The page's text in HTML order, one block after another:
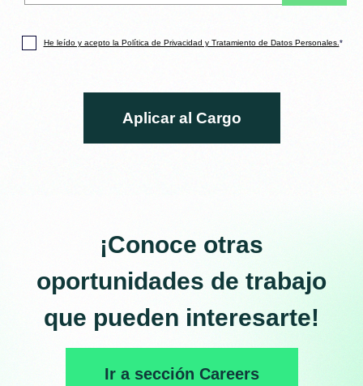
He leído y acepto la Política de Privacidad y Tratamiento de Datos Personales. *
¡Conoce otras
oportunidades de trabajo
que pueden interesarte!
Ir a sección Careers